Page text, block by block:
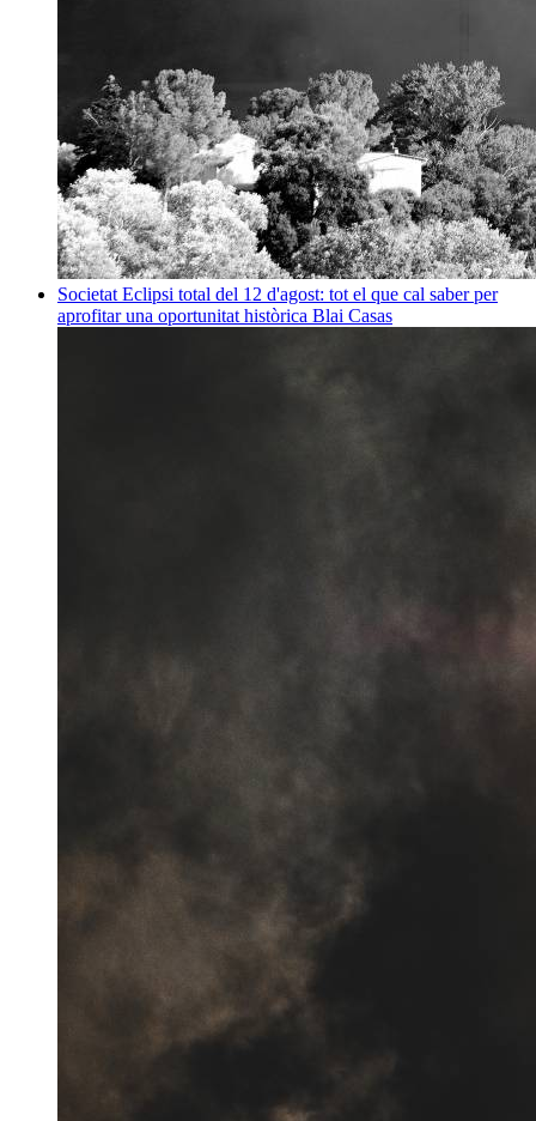
Societat Eclipsi total del 12 d'agost: tot el que cal saber per
aprofitar una oportunitat històrica Blai Casas